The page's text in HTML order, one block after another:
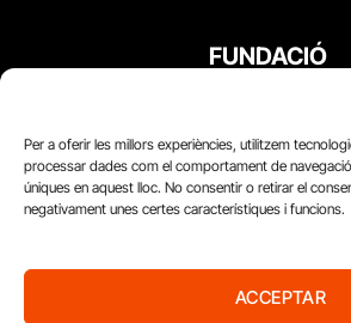
Per a oferir les millors experiències, utilitzem
processar dades com el comportament de
úniques en aquest lloc. No consentir o retirar el
negativament unes certes característiques i funcions.
ACCEPTAR
FUNDACIÓ